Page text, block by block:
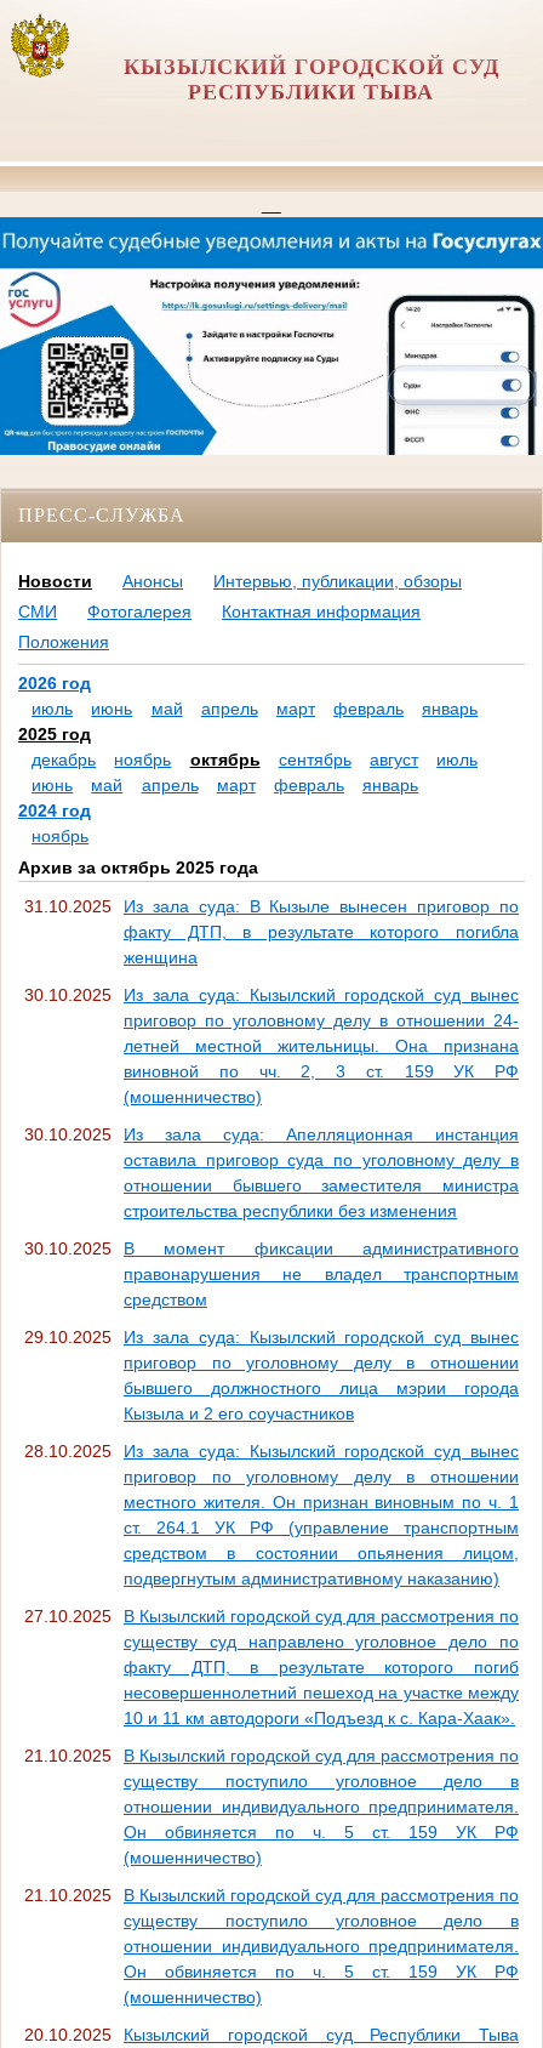
КЫЗЫЛСКИЙ ГОРОДСКОЙ СУД
РЕСПУБЛИКИ ТЫВА
ПРЕСС-СЛУЖБА
Новости Анонсы
Интервью, публикации, обзоры
СМИ
Фотогалерея
Контактная информация
Положения
2026 год
июль
июнь май апрель март февраль
январь
2025 год
декабрь
ноябрь октябрь сентябрь август
июль
июнь
май апрель март февраль
январь
2024 год
ноябрь
Архив за октябрь 2025 года
31.10.2025
Из зала суда: В Кызыле вынесен приговор по
факту ДТП, в результате которого погибла
женщина
30.10.2025
Из зала суда: Кызылский городской суд вынес
приговор по уголовному делу в отношении 24-
летней местной жительницы. Она признана
виновной по чч. 2, 3 ст. 159 УК РФ
(мошенничество)
30.10.2025
Из зала суда: Апелляционная инстанция
оставила приговор суда по уголовному делу в
отношении бывшего заместителя министра
строительства республики без изменения
30.10.2025
В момент фиксации административного
правонарушения не владел транспортным
средством
29.10.2025
Из зала суда: Кызылский городской суд вынес
приговор по уголовному делу в отношении
бывшего должностного лица мэрии города
Кызыла и 2 его соучастников
28.10.2025
Из зала суда: Кызылский городской суд вынес
приговор по уголовному делу в отношении
местного жителя. Он признан виновным по ч. 1
ст. 264.1 УК РФ (управление транспортным
средством в состоянии опьянения лицом,
подвергнутым административному наказанию)
27.10.2025
В Кызылский городской суд для рассмотрения по
существу суд направлено уголовное дело по
факту ДТП, в результате которого погиб
несовершеннолетний пешеход на участке между
10 и 11 км автодороги «Подъезд к с. Кара-Хаак».
21.10.2025
В Кызылский городской суд для рассмотрения по
существу поступило уголовное дело в
отношении индивидуального предпринимателя.
Он обвиняется по ч. 5 ст. 159 УК РФ
(мошенничество)
21.10.2025
В Кызылский городской суд для рассмотрения по
существу поступило уголовное дело в
отношении индивидуального предпринимателя.
Он обвиняется по ч. 5 ст. 159 УК РФ
(мошенничество)
20.10.2025
Кызылский городской суд Республики Тыва